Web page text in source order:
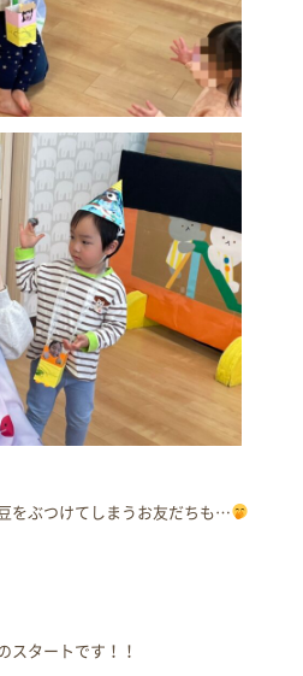
をぶつけてしまうお友だちも…
のスタートです！！